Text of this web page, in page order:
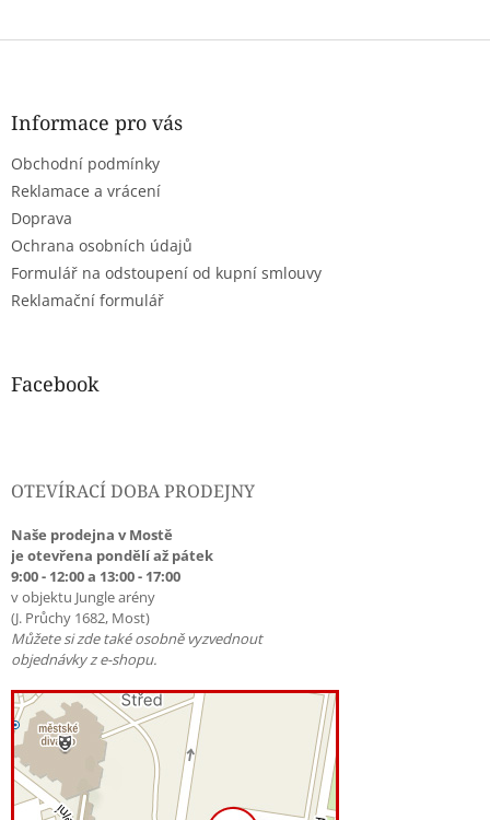
Z
Informace pro vás
Obchodní podmínky
Reklamace a vrácení
Doprava
Ochrana osobních údajů
Formulář na odstoupení od kupní smlouvy
Reklamační formulář
Facebook
OTEVÍRACÍ DOBA PRODEJNY
Naše prodejna v Mostě
je otevřena pondělí až pátek
9:00 - 12:00 a 13:00 - 17:00
v objektu Jungle arény
(J. Průchy 1682, Most)
Můžete si zde také osobně vyzvednout
objednávky z e-shopu.